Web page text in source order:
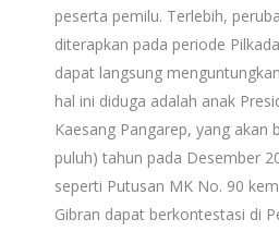
peserta pemilu. Terlebih,
diterapkan pada periode
dapat langsung
hal ini diduga adalah anak
Kaesang Pangarep, yang akan
puluh) tahun pada Desember
seperti Putusan MK No. 90
Gibran dapat berkontestasi di